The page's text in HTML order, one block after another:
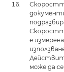
е
може да